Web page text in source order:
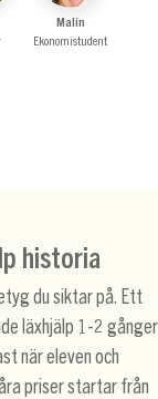
Malin
Ekonomistudent
historia
du siktar på. Ett
läxhjälp 1-2 gånger
när eleven och
priser startar från